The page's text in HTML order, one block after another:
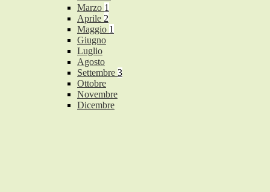
Marzo 1
Aprile 2
Maggio 1
Giugno
Luglio
Agosto
Settembre 3
Ottobre
Novembre
Dicembre